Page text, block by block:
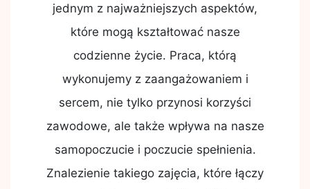
jednym z najważniejszych aspektów,
które mogą kształtować nasze
codzienne życie. Praca, którą
wykonujemy z zaangażowaniem i
sercem, nie tylko przynosi korzyści
zawodowe, ale także wpływa na nasze
samopoczucie i poczucie spełnienia.
Znalezienie takiego zajęcia, które łączy